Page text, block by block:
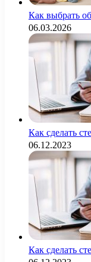
Как выбрать
06.03.2026
Как сделать
06.12.2023
Как сделать